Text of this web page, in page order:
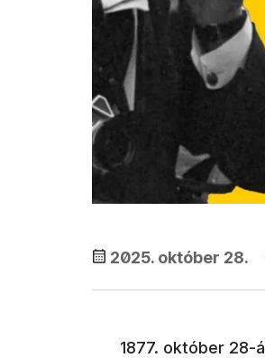
2025. október 28.
1877. október 28-